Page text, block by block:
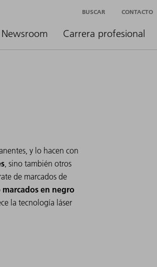
Newsroom Carrera profesional
BUSCAR CONTACTO
y lo hacen con
, sino también otros
de marcados de
marcados en negro
la tecnología láser